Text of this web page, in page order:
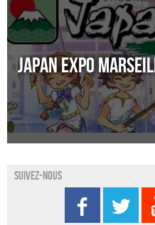
Suivez-nous